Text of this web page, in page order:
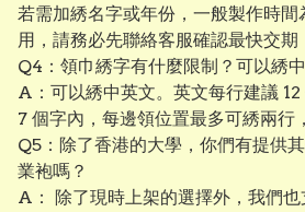
若需加綉名字或年份，一般製作時間
用，請務必先聯絡客服確認最快交期
Q4：領巾綉字有什麼限制？可以綉
A：可以綉中英文。英文每行建議
7 個字內，每邊領位置最多可綉兩行
Q5：除了香港的大學，你們有提供
業袍嗎？
A： 除了現時上架的選擇外，我們